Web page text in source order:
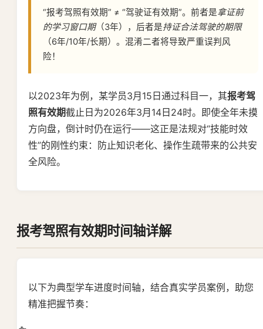
“报考驾照有效期” ≠ “驾驶证有效期”。前者是拿证前
的学习窗口期（3年），后者是持证合法驾驶的期限
（6年/10年/长期）。混淆二者将导致严重误判风
险！
以2023年为例，某学员3月15日通过科目一，其报考驾
照有效期截止日为2026年3月14日24时。即使全年未摸
方向盘，倒计时仍在运行——这正是法规对“技能时效
性”的刚性约束：防止知识老化、操作生疏带来的公共安
全风险。
报考驾照有效期 时间轴详解
以下为典型学车进度时间轴，结合真实学员案例，助您
精准把握节奏：